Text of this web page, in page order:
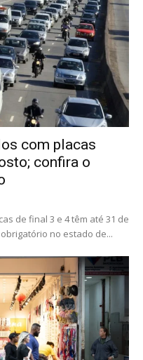
com placas
confira o
de final 3 e 4 têm até 31 de
no estado de...